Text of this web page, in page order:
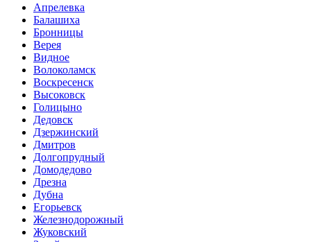
Апрелевка
Балашиха
Бронницы
Верея
Видное
Волоколамск
Воскресенск
Высоковск
Голицыно
Дедовск
Дзержинский
Дмитров
Долгопрудный
Домодедово
Дрезна
Дубна
Егорьевск
Железнодорожный
Жуковский